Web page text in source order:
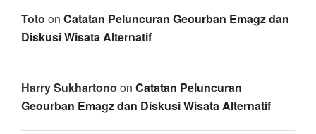
Toto on Catatan Peluncuran Geourban Emagz dan
Diskusi Wisata Alternatif
Harry Sukhartono on Catatan Peluncuran
Geourban Emagz dan Diskusi Wisata Alternatif